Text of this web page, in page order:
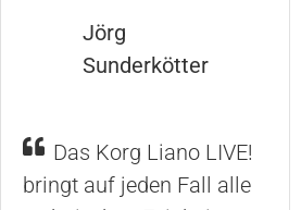
Jörg
Sunderkötter
Das Korg Liano LIVE!
bringt auf jeden Fall alle